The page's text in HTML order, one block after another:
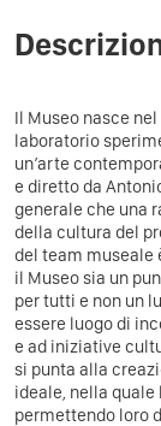
Il Museo nasce
laboratorio
un’arte
e diretto da
generale che una
della cultura del
del team museale
il Museo sia un
per tutti e non un
essere luogo di
e ad iniziative
si punta alla
ideale, nella
permettendo loro